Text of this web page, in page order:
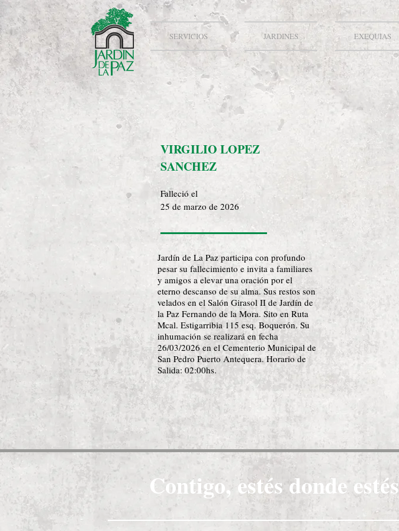
SERVICIOS JARDINES EXEQUIAS
VIRGILIO LOPEZ
SANCHEZ
25 de marzo de 2026
Jardín de La Paz participa con profundo
pesar su fallecimiento e invita a familiares
y amigos a elevar una oración por el
eterno descanso de su alma. Sus restos son
velados en el Salón Girasol II de Jardín de
la Paz Fernando de la Mora. Sito en Ruta
Mcal. Estigarribia 115 esq. Boquerón. Su
inhumación se realizará en fecha
26/03/2026 en el Cementerio Municipal de
San Pedro Puerto Antequera. Horario de
Salida: 02:00hs.
Falleció el
Contigo, estés donde estés